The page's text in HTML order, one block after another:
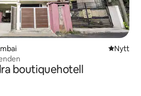
NyttNytt
boutiquehotell